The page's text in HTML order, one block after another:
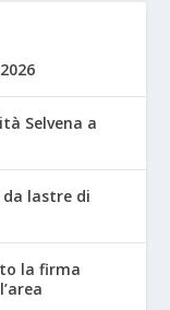
Selvena a
lastre di
la firma